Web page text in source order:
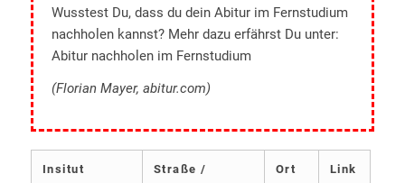
Insitut
Straße /
Ort Link
Wusstest Du, dass du dein Abitur im Fernstudium
nachholen kannst? Mehr dazu erfährst Du unter:
Abitur nachholen im Fernstudium
(Florian Mayer, abitur.com)